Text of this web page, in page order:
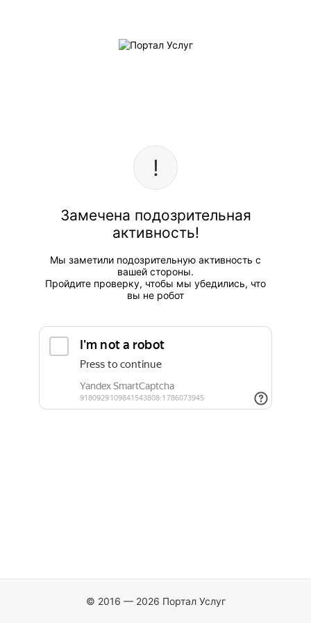
Замечена подозрительная
активность!
Мы заметили подозрительную активность с
вашей стороны.
Пройдите проверку, чтобы мы убедились, что
вы не робот
© 2016 — 2026 Портал Услуг